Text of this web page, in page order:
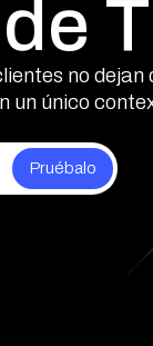
no dejan
un único